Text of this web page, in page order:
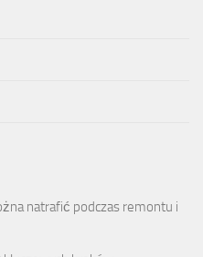
natrafić podczas remontu i